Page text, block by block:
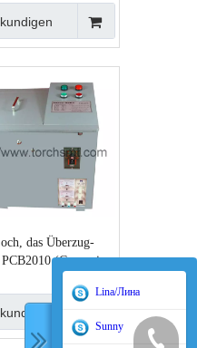
das Überzug-
PCB2010 (Copperize,
Lina/Лина
Sunny
400-998-